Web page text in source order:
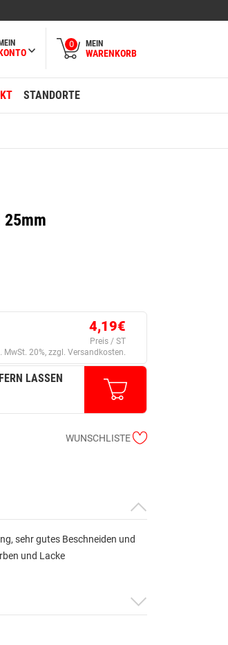
MEIN 0 MEIN
WARENKORB
STANDORTE
4,19€
Preis / ST
MwSt. 20%, zzgl. Versandkosten.
LASSEN
WUNSCHLISTE
sehr gutes Beschneiden und
und Lacke